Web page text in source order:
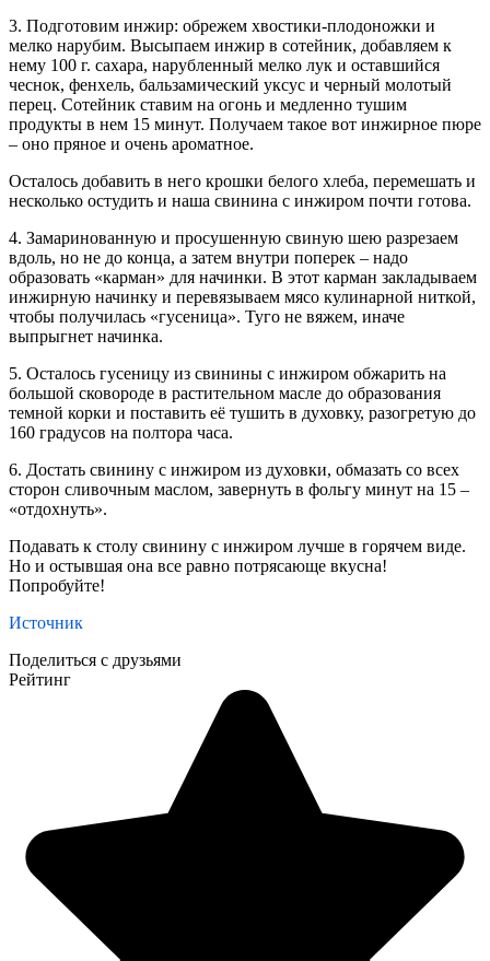
3. Подготовим инжир: обрежем хвостики-плодоножки и
мелко нарубим. Высыпаем инжир в сотейник, добавляем к
нему 100 г. сахара, нарубленный мелко лук и оставшийся
чеснок, фенхель, бальзамический уксус и черный молотый
перец. Сотейник ставим на огонь и медленно тушим
продукты в нем 15 минут. Получаем такое вот инжирное пюре
– оно пряное и очень ароматное.
Осталось добавить в него крошки белого хлеба, перемешать и
несколько остудить и наша свинина с инжиром почти готова.
4. Замаринованную и просушенную свиную шею разрезаем
вдоль, но не до конца, а затем внутри поперек – надо
образовать «карман» для начинки. В этот карман закладываем
инжирную начинку и перевязываем мясо кулинарной ниткой,
чтобы получилась «гусеница». Туго не вяжем, иначе
выпрыгнет начинка.
5. Осталось гусеницу из свинины с инжиром обжарить на
большой сковороде в растительном масле до образования
темной корки и поставить её тушить в духовку, разогретую до
160 градусов на полтора часа.
6. Достать свинину с инжиром из духовки, обмазать со всех
сторон сливочным маслом, завернуть в фольгу минут на 15 –
«отдохнуть».
Подавать к столу свинину с инжиром лучше в горячем виде.
Но и остывшая она все равно потрясающе вкусна!
Попробуйте!
Источник
Поделиться с друзьями
Рейтинг